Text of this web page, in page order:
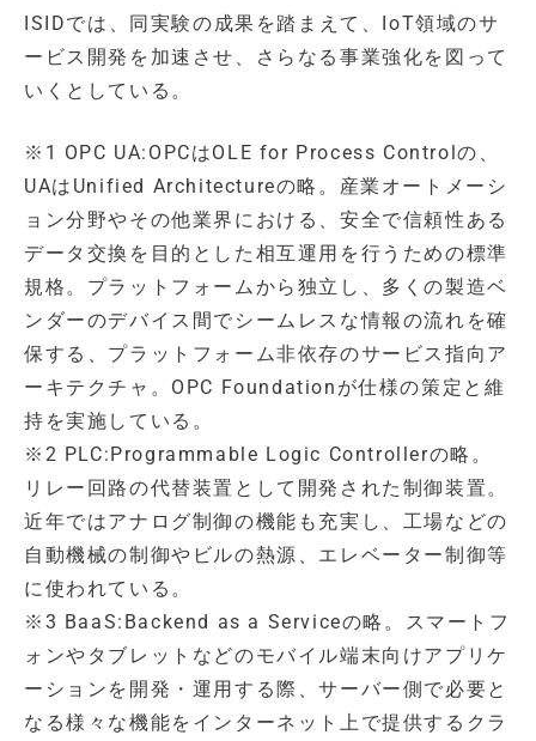
ISIDでは、同実験の成果を踏まえて、IoT領域のサ
ービス開発を加速させ、さらなる事業強化を図って
いくとしている。
※1 OPC UA:OPCはOLE for Process Controlの、
UAはUnified Architectureの略。産業オートメーシ
ョン分野やその他業界における、安全で信頼性ある
データ交換を目的とした相互運用を行うための標準
規格。プラットフォームから独立し、多くの製造ベ
ンダーのデバイス間でシームレスな情報の流れを確
保する、プラットフォーム非依存のサービス指向ア
ーキテクチャ。OPC Foundationが仕様の策定と維
持を実施している。
※2 PLC:Programmable Logic Controllerの略。
リレー回路の代替装置として開発された制御装置。
近年ではアナログ制御の機能も充実し、工場などの
自動機械の制御やビルの熱源、エレベーター制御等
に使われている。
※3 BaaS:Backend as a Serviceの略。スマートフ
ォンやタブレットなどのモバイル端末向けアプリケ
ーションを開発・運用する際、サーバー側で必要と
なる様々な機能をインターネット上で提供するクラ